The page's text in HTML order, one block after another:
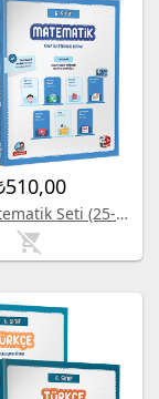
6.Sınıf Matematik Seti (25-26)
remove_shopping_cart